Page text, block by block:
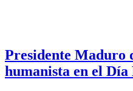
Presidente Maduro
humanista en el